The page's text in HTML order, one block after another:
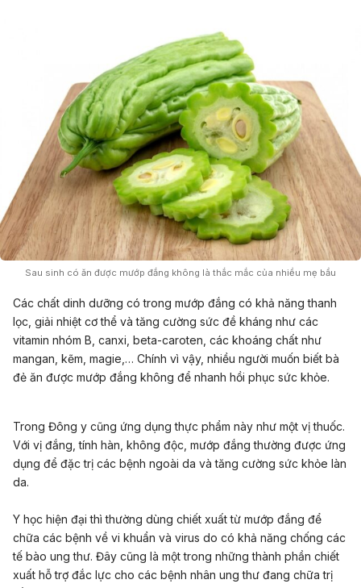
Sau sinh có ăn được mướp đắng không là thắc mắc của nhiều mẹ bầu
Các chất dinh dưỡng có trong mướp đắng có khả năng thanh
lọc, giải nhiệt cơ thể và tăng cường sức đề kháng như các
vitamin nhóm B, canxi, beta-caroten, các khoáng chất như
mangan, kẽm, magie,… Chính vì vậy, nhiều người muốn biết bà
đẻ ăn được mướp đắng không để nhanh hồi phục sức khỏe.
Trong Đông y cũng ứng dụng thực phẩm này như một vị thuốc.
Với vị đắng, tính hàn, không độc, mướp đắng thường được ứng
dụng để đặc trị các bệnh ngoài da và tăng cường sức khỏe làn
da.
Y học hiện đại thì thường dùng chiết xuất từ mướp đắng để
chữa các bệnh về vi khuẩn và virus do có khả năng chống các
tế bào ung thư. Đây cũng là một trong những thành phần chiết
xuất hỗ trợ đắc lực cho các bệnh nhân ung thư đang chữa trị